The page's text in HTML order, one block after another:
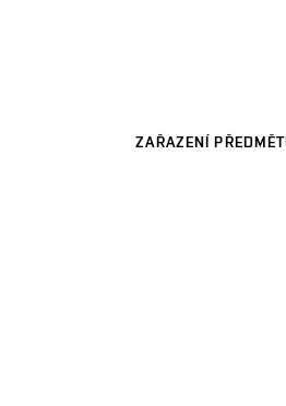
ZAŘAZENÍ